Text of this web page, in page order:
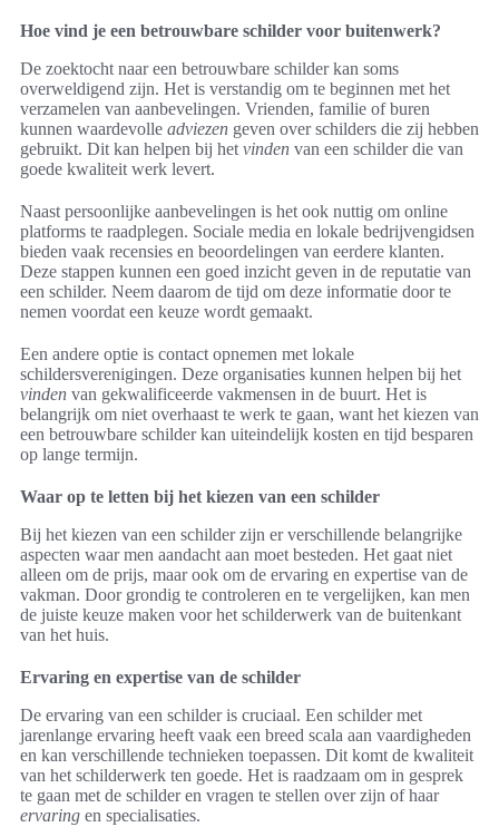
Hoe vind je een betrouwbare schilder voor buitenwerk?
De zoektocht naar een betrouwbare schilder kan soms
overweldigend zijn. Het is verstandig om te beginnen met het
verzamelen van aanbevelingen. Vrienden, familie of buren
kunnen waardevolle adviezen geven over schilders die zij hebben
gebruikt. Dit kan helpen bij het vinden van een schilder die van
goede kwaliteit werk levert.
Naast persoonlijke aanbevelingen is het ook nuttig om online
platforms te raadplegen. Sociale media en lokale bedrijvengidsen
bieden vaak recensies en beoordelingen van eerdere klanten.
Deze stappen kunnen een goed inzicht geven in de reputatie van
een schilder. Neem daarom de tijd om deze informatie door te
nemen voordat een keuze wordt gemaakt.
Een andere optie is contact opnemen met lokale
schildersverenigingen. Deze organisaties kunnen helpen bij het
vinden van gekwalificeerde vakmensen in de buurt. Het is
belangrijk om niet overhaast te werk te gaan, want het kiezen van
een betrouwbare schilder kan uiteindelijk kosten en tijd besparen
op lange termijn.
Waar op te letten bij het kiezen van een schilder
Bij het kiezen van een schilder zijn er verschillende belangrijke
aspecten waar men aandacht aan moet besteden. Het gaat niet
alleen om de prijs, maar ook om de ervaring en expertise van de
vakman. Door grondig te controleren en te vergelijken, kan men
de juiste keuze maken voor het schilderwerk van de buitenkant
van het huis.
Ervaring en expertise van de schilder
De ervaring van een schilder is cruciaal. Een schilder met
jarenlange ervaring heeft vaak een breed scala aan vaardigheden
en kan verschillende technieken toepassen. Dit komt de kwaliteit
van het schilderwerk ten goede. Het is raadzaam om in gesprek
te gaan met de schilder en vragen te stellen over zijn of haar
ervaring en specialisaties.